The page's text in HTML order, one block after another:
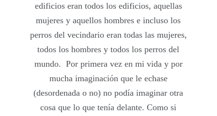
edificios eran todos los edificios, aquellas
mujeres y aquellos hombres e incluso los
perros del vecindario eran todas las mujeres,
todos los hombres y todos los perros del
mundo. Por primera vez en mi vida y por
mucha imaginación que le echase
(desordenada o no) no podía imaginar otra
cosa que lo que tenía delante. Como si